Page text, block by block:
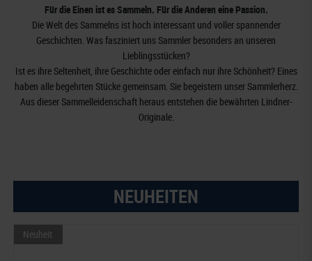
Für die Einen ist es Sammeln. Für die Anderen eine Passion.
Die Welt des Sammelns ist hoch interessant und voller spannender
Geschichten. Was fasziniert uns Sammler besonders an unseren
Lieblingsstücken?
Ist es ihre Seltenheit, ihre Geschichte oder einfach nur ihre Schönheit? Eines
haben alle begehrten Stücke gemeinsam. Sie begeistern unser Sammlerherz.
Aus dieser Sammelleidenschaft heraus entstehen die bewährten Lindner-
Originale.
NEUHEITEN
Neuheit